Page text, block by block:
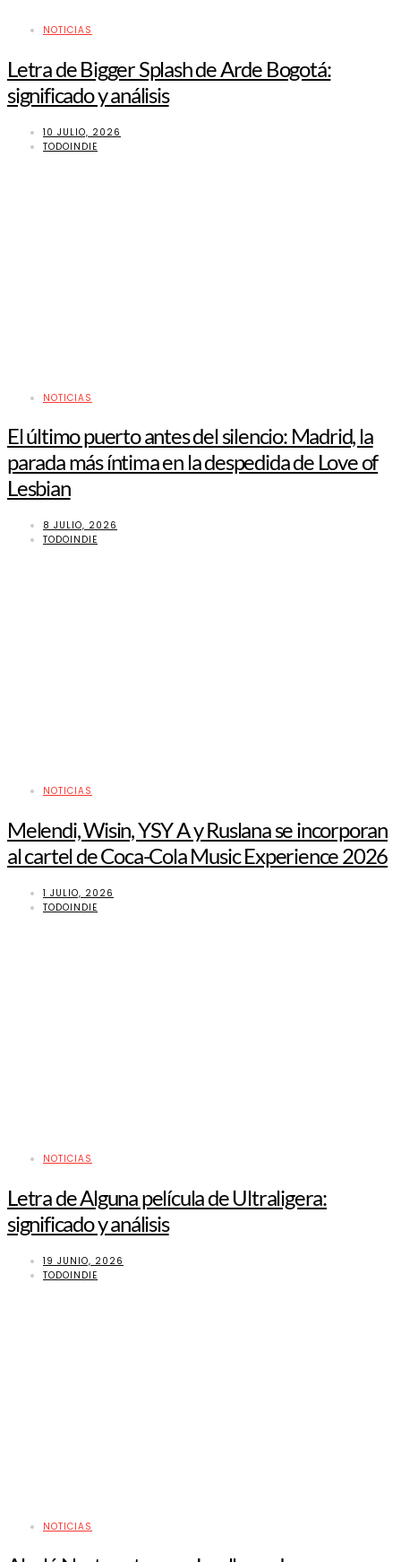
NOTICIAS
Letra de Bigger Splash de Arde Bogotá:
significado y análisis
10 JULIO, 2026
TODOINDIE
NOTICIAS
El último puerto antes del silencio: Madrid, la
parada más íntima en la despedida de Love of
Lesbian
8 JULIO, 2026
TODOINDIE
NOTICIAS
Melendi, Wisin, YSY A y Ruslana se incorporan
al cartel de Coca-Cola Music Experience 2026
1 JULIO, 2026
TODOINDIE
NOTICIAS
Letra de Alguna película de Ultraligera:
significado y análisis
19 JUNIO, 2026
TODOINDIE
NOTICIAS